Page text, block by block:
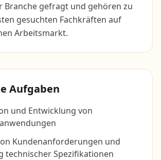
Branche gefragt und gehören zu
gesuchten Fachkräften auf
Arbeitsmarkt.
Aufgaben
und Entwicklung von
Kundenanforderungen und
technischer Spezifikationen